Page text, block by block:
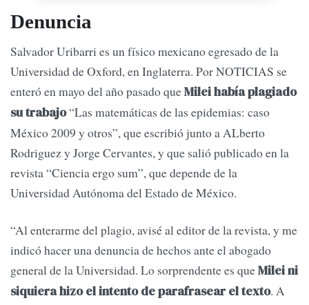
Denuncia
Salvador Uribarri es un físico mexicano egresado de la
Universidad de Oxford, en Inglaterra. Por NOTICIAS se
enteró en mayo del año pasado queMilei había plagiado
su trabajo“Las matemáticas de las epidemias: caso
México 2009 y otros”, que escribió junto a ALberto
Rodriguez y Jorge Cervantes, y que salió publicado en la
revista “Ciencia ergo sum”, que depende de la
Universidad Autónoma del Estado de México.
“Al enterarme del plagio, avisé al editor de la revista, y me
indicó hacer una denuncia de hechos ante el abogado
general de la Universidad. Lo sorprendente es queMilei ni
siquiera hizo el intento de parafrasear el texto. A